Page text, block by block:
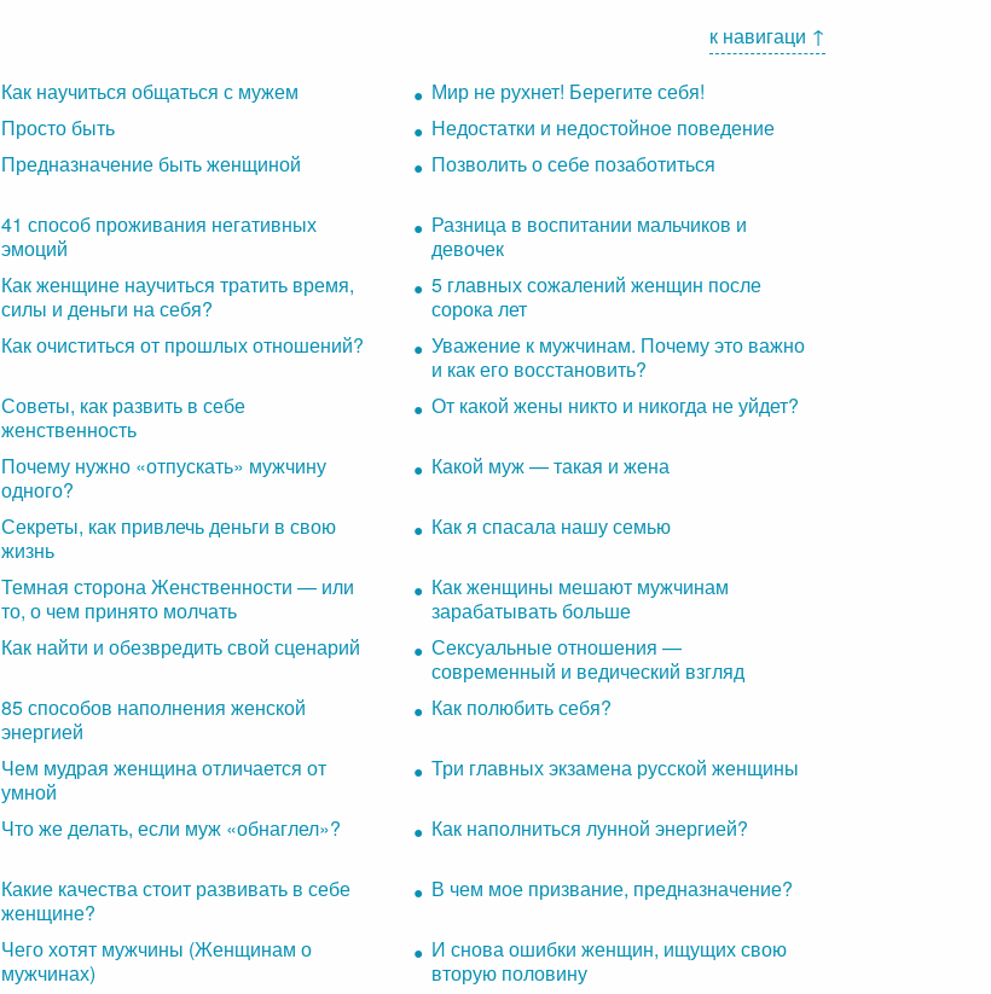
к навигаци ↑
Как научиться общаться с мужем
Мир не рухнет! Берегите себя!
Просто быть
Недостатки и недостойное поведение
Предназначение быть женщиной Позволить о себе позаботиться
41 способ проживания негативных
эмоций
Разница в воспитании мальчиков и
девочек
Как женщине научиться тратить время,
силы и деньги на себя?
5 главных сожалений женщин после
сорока лет
Как очиститься от прошлых отношений?
Уважение к мужчинам. Почему это важно
и как его восстановить?
Советы, как развить в себе
женственность
От какой жены никто и никогда не уйдет?
Почему нужно «отпускать» мужчину
одного?
Какой муж — такая и жена
Секреты, как привлечь деньги в свою
жизнь
Как я спасала нашу семью
Темная сторона Женственности — или
то, о чем принято молчать
Как женщины мешают мужчинам
зарабатывать больше
Как найти и обезвредить свой сценарий
Сексуальные отношения —
современный и ведический взгляд
85 способов наполнения женской
энергией
Как полюбить себя?
Чем мудрая женщина отличается от
умной
Три главных экзамена русской женщины
Что же делать, если муж «обнаглел»? Как наполниться лунной энергией?
Какие качества стоит развивать в себе
женщине?
В чем мое призвание, предназначение?
Чего хотят мужчины (Женщинам о
мужчинах)
И снова ошибки женщин, ищущих свою
вторую половину